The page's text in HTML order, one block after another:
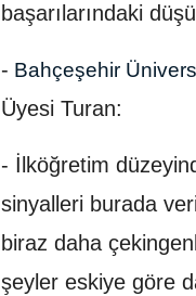
başarılarındaki
- Bahçeşehir
Üyesi Turan:
- İlköğretim
sinyalleri burada
biraz daha
şeyler eskiye göre